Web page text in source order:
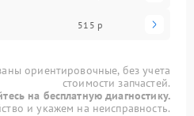
515 р
ориентировочные, без учета
стоимости запчастей.
на бесплатную диагностику.
и укажем на неисправность.